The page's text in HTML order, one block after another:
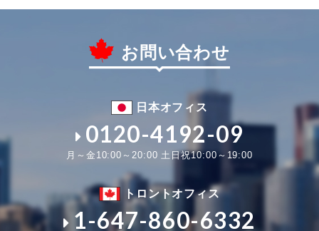
お問い合わせ
日本オフィス
0120-4192-09
月～金10:00～20:00 土日祝10:00～19:00
トロントオフィス
1-647-860-6332